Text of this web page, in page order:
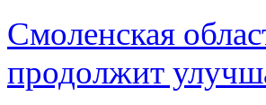
Смоленская
продолжит